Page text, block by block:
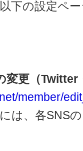
下の設定ペ
更（Twitter
member/
は、各SNS